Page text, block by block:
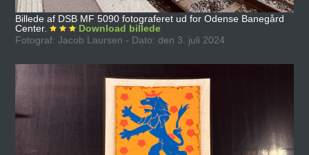
Billede af DSB MF 5090 fotograferet ud for Odense Banegård
Center.
Download billede
Fotograf: Jacob Laursen - Dato: den 3. juli 2024